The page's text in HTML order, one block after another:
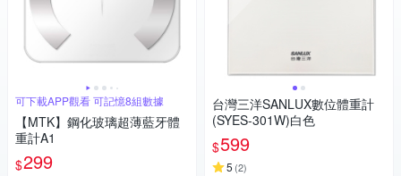
可下載APP觀看 可記憶8組數據
【MTK】鋼化玻璃超薄藍牙體
重計A1
$299
台灣三洋SANLUX數位體重計
(SYES-301W)白色
$599
5 (2)